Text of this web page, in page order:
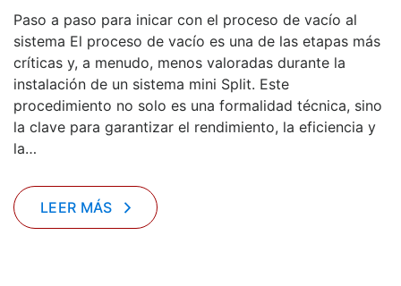
Paso a paso para inicar con el proceso de vacío al
sistema El proceso de vacío es una de las etapas más
críticas y, a menudo, menos valoradas durante la
instalación de un sistema mini Split. Este
procedimiento no solo es una formalidad técnica, sino
la clave para garantizar el rendimiento, la eficiencia y
la…
LEER MÁS